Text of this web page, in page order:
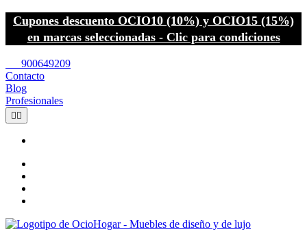
Cupones descuento OCIO10 (10%) y OCIO15 (15%)
en marcas seleccionadas - Clic para condiciones
900649209
Contacto
Blog
Profesionales
 